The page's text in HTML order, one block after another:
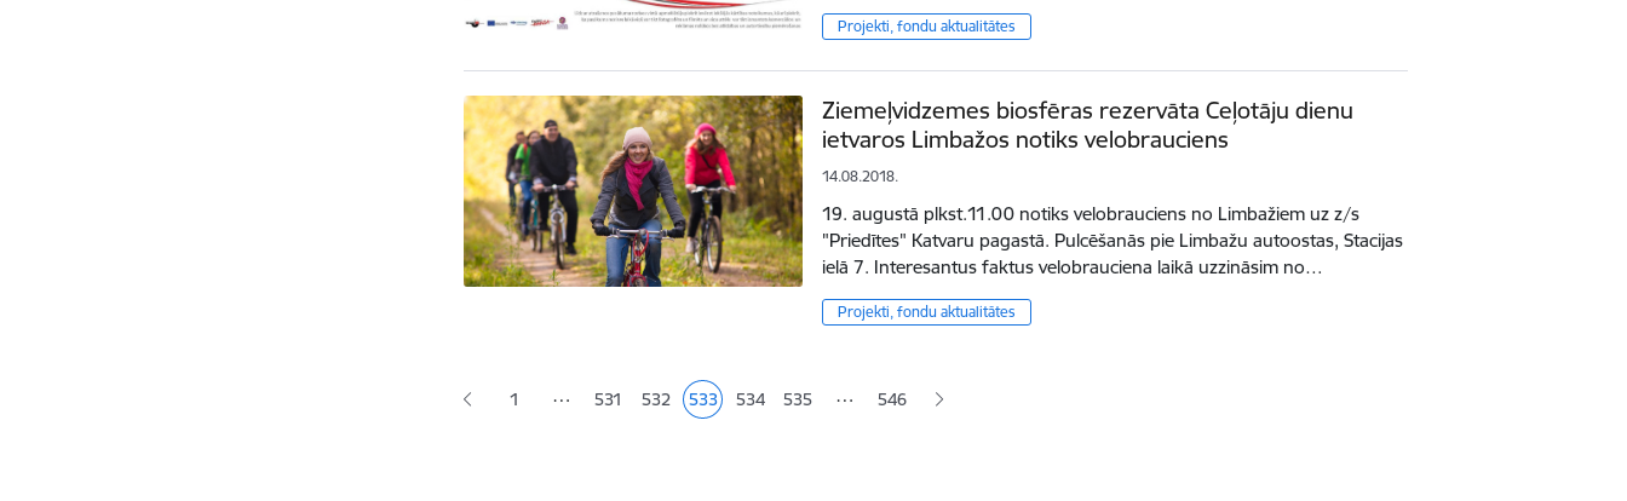
Projekti, fondu aktualitātes
Ziemeļvidzemes biosfēras rezervāta Ceļotāju dienu
ietvaros Limbažos notiks velobrauciens
14.08.2018.
19. augustā plkst.11.00 notiks velobrauciens no Limbažiem uz z/s
"Priedītes" Katvaru pagastā. Pulcēšanās pie Limbažu autoostas, Stacijas
ielā 7. Interesantus faktus velobrauciena laikā uzzināsim no…
Projekti, fondu aktualitātes
1 … Lapa
531 Lapa
532 Pašreizējā lapa
533 Lapa
534 Lapa
535 … 546